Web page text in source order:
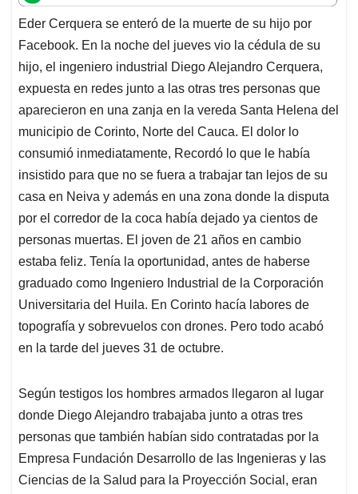
t
s
A
p
p
e
b
o
o
k
k
e
d
I
n
i
l
e
a
d
s
Eder Cerquera se enteró de la muerte de su hijo por
Facebook. En la noche del jueves vio la cédula de su
hijo, el ingeniero industrial Diego Alejandro Cerquera,
expuesta en redes junto a las otras tres personas que
aparecieron en una zanja en la vereda Santa Helena del
municipio de Corinto, Norte del Cauca. El dolor lo
consumió inmediatamente, Recordó lo que le había
insistido para que no se fuera a trabajar tan lejos de su
casa en Neiva y además en una zona donde la disputa
por el corredor de la coca había dejado ya cientos de
personas muertas. El joven de 21 años en cambio
estaba feliz. Tenía la oportunidad, antes de haberse
graduado como Ingeniero Industrial de la Corporación
Universitaria del Huila. En Corinto hacía labores de
topografía y sobrevuelos con drones. Pero todo acabó
en la tarde del jueves 31 de octubre.
Según testigos los hombres armados llegaron al lugar
donde Diego Alejandro trabajaba junto a otras tres
personas que también habían sido contratadas por la
Empresa Fundación Desarrollo de las Ingenieras y las
Ciencias de la Salud para la Proyección Social, eran